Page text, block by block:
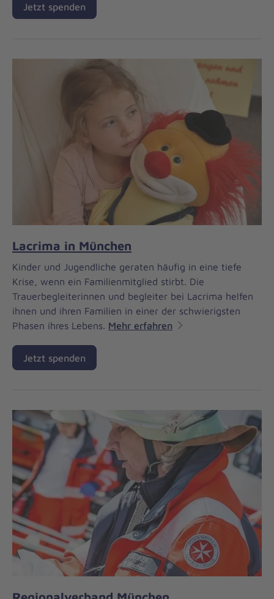
Jetzt spenden
Lacrima in München
Kinder und Jugendliche geraten häufig in eine tiefe
Krise, wenn ein Familienmitglied stirbt. Die
Trauerbegleiterinnen und begleiter bei Lacrima helfen
ihnen und ihren Familien in einer der schwierigsten
Phasen ihres Lebens. Mehr erfahren
Jetzt spenden